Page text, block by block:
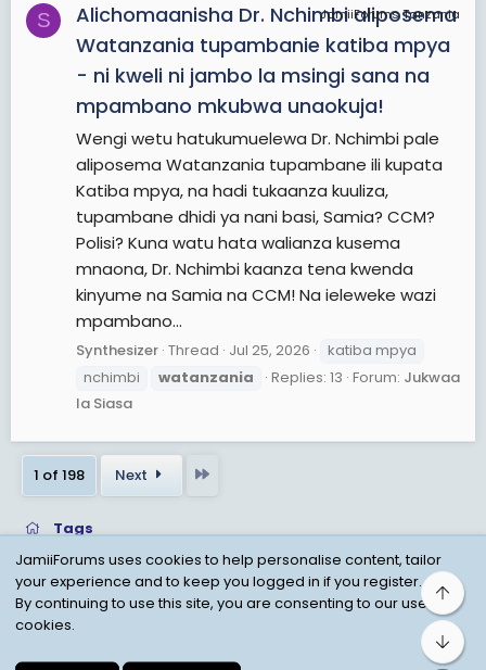
S JamiiForums Tanzania
Alichomaanisha Dr. Nchimbi aliposema
Watanzania tupambanie katiba mpya
- ni kweli ni jambo la msingi sana na
mpambano mkubwa unaokuja!
Wengi wetu hatukumuelewa Dr. Nchimbi pale
aliposema Watanzania tupambane ili kupata
Katiba mpya, na hadi tukaanza kuuliza,
tupambane dhidi ya nani basi, Samia? CCM?
Polisi? Kuna watu hata walianza kusema
mnaona, Dr. Nchimbi kaanza tena kwenda
kinyume na Samia na CCM! Na ieleweke wazi
mpambano...
Synthesizer Thread Jul 25, 2026
katiba mpya
nchimbi
watanzania Replies: 13 Forum: Jukwaa
la Siasa
1 of 198 Next
Tags
Child Protection Policy
Personal Data Protection
JamiiForums uses cookies to help personalise content, tailor
your experience and to keep you logged in if you register.
By continuing to use this site, you are consenting to our use of
cookies.
Top